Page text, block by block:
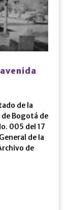
de la
Bogotá de
005 del 17
de la
de